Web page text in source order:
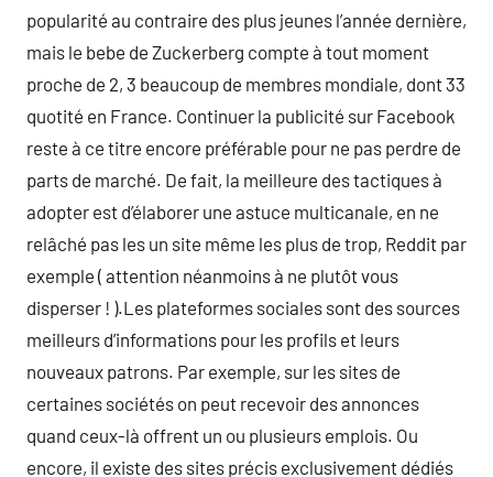
popularité au contraire des plus jeunes l’année dernière,
mais le bebe de Zuckerberg compte à tout moment
proche de 2, 3 beaucoup de membres mondiale, dont 33
quotité en France. Continuer la publicité sur Facebook
reste à ce titre encore préférable pour ne pas perdre de
parts de marché. De fait, la meilleure des tactiques à
adopter est d’élaborer une astuce multicanale, en ne
relâché pas les un site même les plus de trop, Reddit par
exemple ( attention néanmoins à ne plutôt vous
disperser ! ).Les plateformes sociales sont des sources
meilleurs d’informations pour les profils et leurs
nouveaux patrons. Par exemple, sur les sites de
certaines sociétés on peut recevoir des annonces
quand ceux-là offrent un ou plusieurs emplois. Ou
encore, il existe des sites précis exclusivement dédiés